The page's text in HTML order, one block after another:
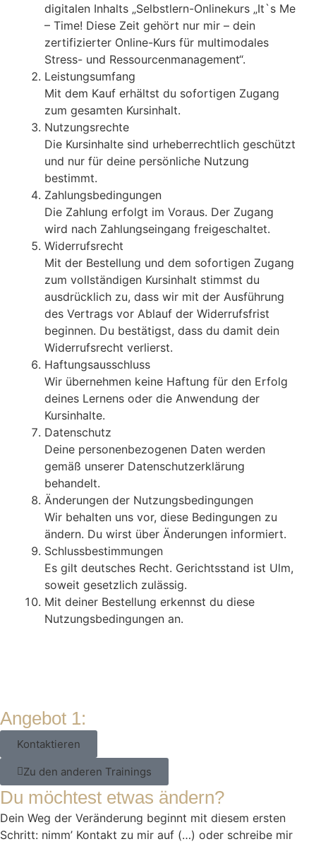
digitalen Inhalts „Selbstlern-Onlinekurs „It`s Me
– Time! Diese Zeit gehört nur mir – dein
zertifizierter Online-Kurs für multimodales
Stress- und Ressourcenmanagement“.
Leistungsumfang
Mit dem Kauf erhältst du sofortigen Zugang
zum gesamten Kursinhalt.
Nutzungsrechte
Die Kursinhalte sind urheberrechtlich geschützt
und nur für deine persönliche Nutzung
bestimmt.
Zahlungsbedingungen
Die Zahlung erfolgt im Voraus. Der Zugang
wird nach Zahlungseingang freigeschaltet.
Widerrufsrecht
Mit der Bestellung und dem sofortigen Zugang
zum vollständigen Kursinhalt stimmst du
ausdrücklich zu, dass wir mit der Ausführung
des Vertrags vor Ablauf der Widerrufsfrist
beginnen. Du bestätigst, dass du damit dein
Widerrufsrecht verlierst.
Haftungsausschluss
Wir übernehmen keine Haftung für den Erfolg
deines Lernens oder die Anwendung der
Kursinhalte.
Datenschutz
Deine personenbezogenen Daten werden
gemäß unserer Datenschutzerklärung
behandelt.
Änderungen der Nutzungsbedingungen
Wir behalten uns vor, diese Bedingungen zu
ändern. Du wirst über Änderungen informiert.
Schlussbestimmungen
Es gilt deutsches Recht. Gerichtsstand ist Ulm,
soweit gesetzlich zulässig.
Mit deiner Bestellung erkennst du diese
Nutzungsbedingungen an.
Angebot 1:
Kontaktieren
Zu den anderen Trainings
Du möchtest etwas ändern?
Dein Weg der Veränderung beginnt mit diesem ersten
Schritt: nimm’ Kontakt zu mir auf (…) oder schreibe mir